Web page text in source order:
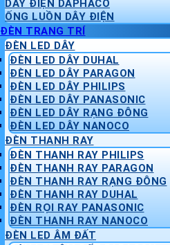
DÂY ĐIỆN DAPHACO
ỐNG LUỒN DÂY ĐIỆN
ĐÈN TRANG TRÍ
ĐÈN LED DÂY
ĐÈN LED DÂY DUHAL
ĐÈN LED DÂY PARAGON
ĐÈN LED DÂY PHILIPS
ĐÈN LED DÂY PANASONIC
ĐÈN LED DÂY RẠNG ĐÔNG
ĐÈN LED DÂY NANOCO
ĐÈN THANH RAY
ĐÈN THANH RAY PHILIPS
ĐÈN THANH RAY PARAGON
ĐÈN THANH RAY RẠNG ĐÔNG
ĐÈN THANH RAY DUHAL
ĐÈN RỌI RAY PANASONIC
ĐÈN THANH RAY NANOCO
ĐÈN LED ÂM ĐẤT